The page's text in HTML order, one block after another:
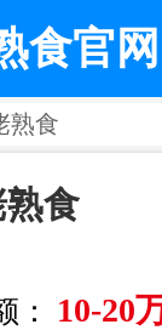
食官网
熟食
熟食
： 10-20